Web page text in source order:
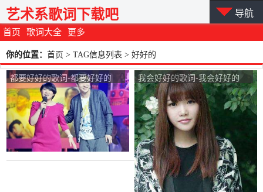
首页 歌词大全 更多
艺术系歌词下载吧 导航
你的位置： 首页 > TAG信息列表 > 好好的
都要好好的歌词-都要好好的
LRC歌词-小沈阳、沈春阳
我会好好的歌词-我会好好的
LRC歌词-印子月